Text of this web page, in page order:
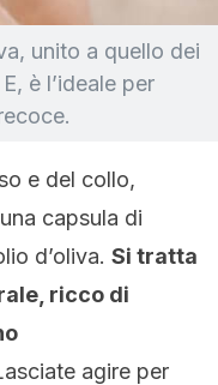
unito a quello dei
è l’ideale per
e del collo,
capsula di
d’oliva. Si tratta
ricco di
agire per